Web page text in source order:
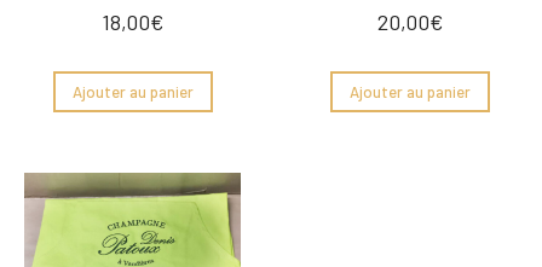
18,00€
Ajouter au panier
20,00€
Ajouter au panier